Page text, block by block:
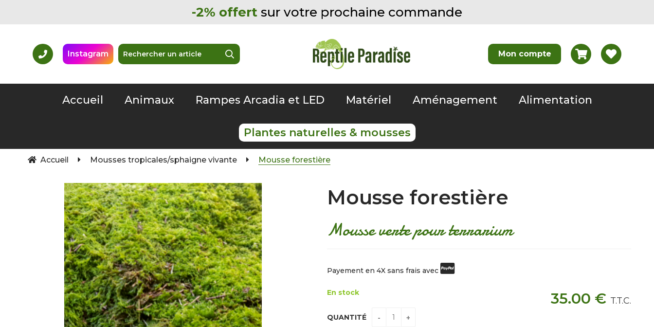
Instagram
Accueil Animaux Rampes Arcadia et LED Matériel Aménagement Alimentation
Plantes naturelles & mousses
Accueil Mousses tropicales/sphaigne vivante Mousse forestière
Mousse forestière
Mousse verte pour terrarium
Payement en 4X sans frais avec
35.00 € T.T.C.
En stock
QUANTITÉ
-2% offert sur votre prochaine commande